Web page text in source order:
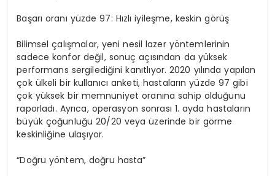
Başarı oranı yüzde 97: Hızlı iyileşme, keskin görüş
Bilimsel çalışmalar, yeni nesil lazer yöntemlerinin
sadece konfor değil, sonuç açısından da yüksek
performans sergilediğini kanıtlıyor. 2020 yılında yapılan
çok ülkeli bir kullanıcı anketi, hastaların yüzde 97 gibi
çok yüksek bir memnuniyet oranına sahip olduğunu
raporladı. Ayrıca, operasyon sonrası 1. ayda hastaların
büyük çoğunluğu 20/20 veya üzerinde bir görme
keskinliğine ulaşıyor.
“Doğru yöntem, doğru hasta”